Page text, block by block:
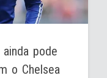
pode
o Chelsea